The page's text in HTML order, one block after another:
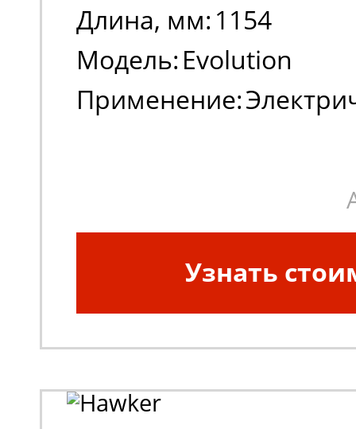
Длина, мм: 1154
Модель: Evolution
Применение:
Узнать